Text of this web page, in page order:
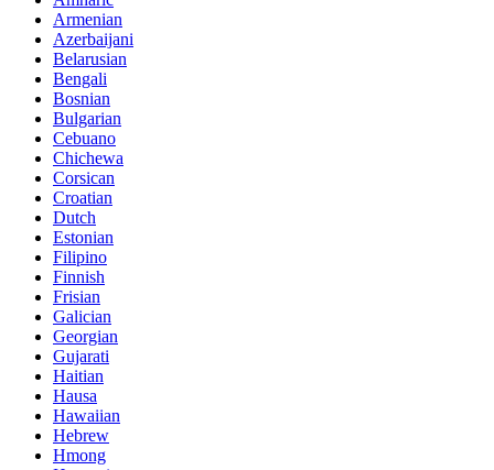
Armenian
Azerbaijani
Belarusian
Bengali
Bosnian
Bulgarian
Cebuano
Chichewa
Corsican
Croatian
Dutch
Estonian
Filipino
Finnish
Frisian
Galician
Georgian
Gujarati
Haitian
Hausa
Hawaiian
Hebrew
Hmong